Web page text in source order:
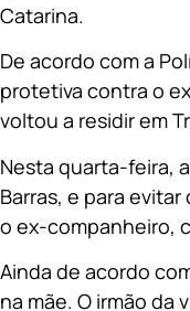
Catarina.
De acordo com a
protetiva contra o
voltou a residir em
Nesta quarta-feira,
Barras, e para
o ex-companheiro,
Ainda de acordo
na mãe. O irmão da